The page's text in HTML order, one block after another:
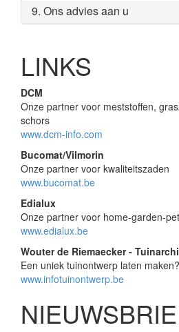
9. Ons advies aan u
LINKS
DCM
Onze partner voor meststoffen,
schors
www.dcm-info.com
Bucomat/Vilmorin
Onze partner voor kwaliteitszaden
www.bucomat.be
Edialux
Onze partner voor home-garden-
www.edialux.be
Wouter de Riemaecker -
Een uniek tuinontwerp laten maken?
www.infotuinontwerp.be